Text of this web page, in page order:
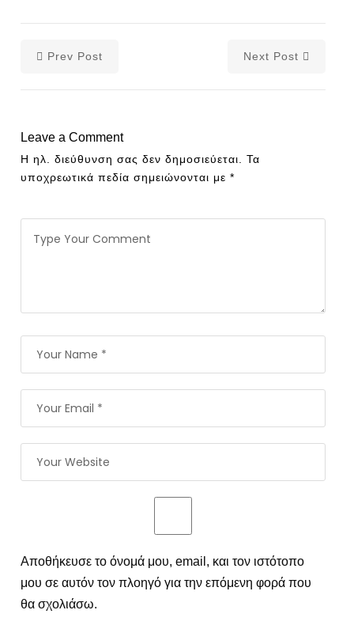
Prev Post Next Post
Leave a Comment
Η ηλ. διεύθυνση σας δεν δημοσιεύεται.
Τα
υποχρεωτικά πεδία σημειώνονται με*
Αποθήκευσε το όνομά μου, email, και τον ιστότοπο
μου σε αυτόν τον πλοηγό για την επόμενη φορά που
θα σχολιάσω.